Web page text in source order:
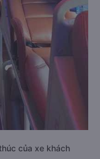
của xe khách